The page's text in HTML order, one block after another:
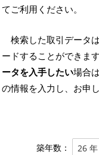
てご利用ください。
検索した取引データ
ードすることができます
ータを入手したい場合
の情報を入力し、お申
築年数： 26 年